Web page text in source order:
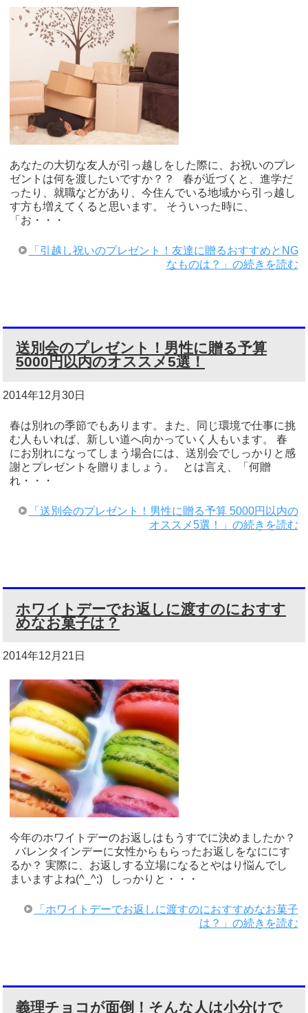
あなたの大切な友人が引っ越しをした際に、お祝いのプレ
ゼントは何を渡したいですか？？ 春が近づくと、進学だ
ったり、就職などがあり、今住んでいる地域から引っ越し
す方も増えてくると思います。 そういった時に、
「お・・・
「引越し祝いのプレゼント！友達に贈るおすすめとNG
なものは？」の続きを読む
送別会のプレゼント！男性に贈る予算
5000円以内のオススメ5選！
2014年12月30日
春は別れの季節でもあります。また、同じ環境で仕事に挑
む人もいれば、新しい道へ向かっていく人もいます。 春
にお別れになってしまう場合には、送別会でしっかりと感
謝とプレゼントを贈りましょう。 とは言え、「何贈
れ・・・
「送別会のプレゼント！男性に贈る予算 5000円以内の
オススメ5選！」の続きを読む
ホワイトデーでお返しに渡すのにおすす
めなお菓子は？
2014年12月21日
今年のホワイトデーのお返しはもうすでに決めましたか？
バレンタインデーに女性からもらったお返しをなににす
るか？ 実際に、お返しする立場になるとやはり悩んでし
まいますよね(^_^;) しっかりと・・・
「ホワイトデーでお返しに渡すのにおすすめなお菓子
は？」の続きを読む
義理チョコが面倒！そんな人は小分けで